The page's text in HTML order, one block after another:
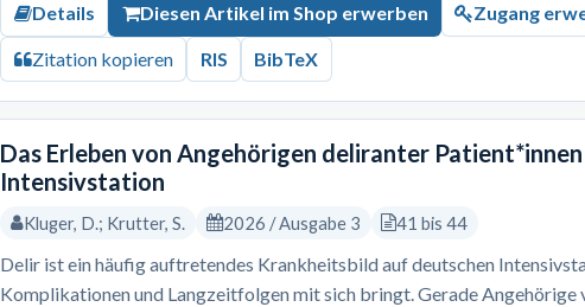
Details Diesen Artikel im Shop erwerben Zugang
Zitation kopieren RIS BibTeX
Das Erleben von Angehörigen deliranter
Intensivstation
Kluger, D.; Krutter, S. 2026 / Ausgabe 3 41 bis 44
Delir ist ein häufig auftretendes Krankheitsbild auf deutschen
Komplikationen und Langzeitfolgen mit sich bringt. Gerade Angehörige